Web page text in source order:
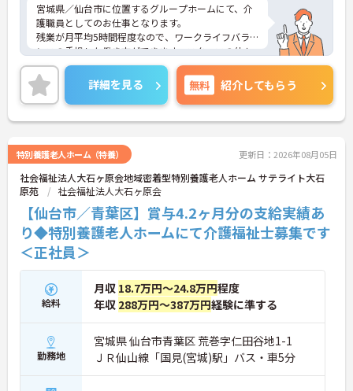
宮城県／仙台市に位置するグループホームにて、介
護職員としてのお仕事となります。
残業が月平均5時間程度なので、ワークライフバラ
ンスの重視した働き方ができます。スタッフの仲も
良く、アットホームな雰囲気が自慢です。ご興味あ
る方には、面接対策ポイントなど、詳細をお話しい
たしますのでお気軽にご相談ください。
詳細を見る 無料 紹介してもらう
特別養護老人ホーム（特養） 更新日：2026年08月05日
社会福祉法人大石ヶ原会地域密着型特別養護老人ホーム サテライト大石
原苑
社会福祉法人大石ヶ原会
【仙台市／青葉区】賞与4.2ヶ月分の支給実績あ
り◆特別養護老人ホームにて介護福祉士募集です
＜正社員＞
給料
月収 18.7万円～24.8万円程度
年収 288万円～387万円経験に準する
勤務地
宮城県 仙台市青葉区 荒巻字仁田谷地1-1
ＪＲ仙山線「国見(宮城)駅」バス・車5分